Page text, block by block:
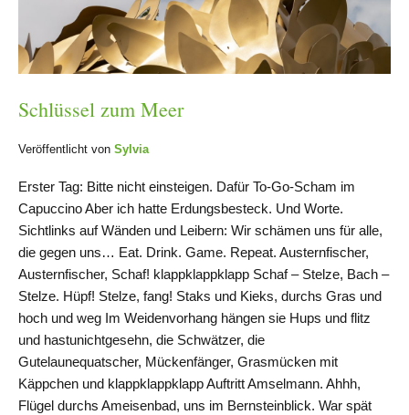
Schlüssel zum Meer
Veröffentlicht von Sylvia
Erster Tag: Bitte nicht einsteigen. Dafür To-Go-Scham im
Capuccino Aber ich hatte Erdungsbesteck. Und Worte.
Sichtlinks auf Wänden und Leibern: Wir schämen uns für alle,
die gegen uns… Eat. Drink. Game. Repeat. Austernfischer,
Austernfischer, Schaf! klappklappklapp Schaf – Stelze, Bach –
Stelze. Hüpf! Stelze, fang! Staks und Kieks, durchs Gras und
hoch und weg Im Weidenvorhang hängen sie Hups und flitz
und hastunichtgesehn, die Schwätzer, die
Gutelaunequatscher, Mückenfänger, Grasmücken mit
Käppchen und klappklappklapp Auftritt Amselmann. Ahhh,
Flügel durchs Ameisenbad, uns im Bernsteinblick. War spät